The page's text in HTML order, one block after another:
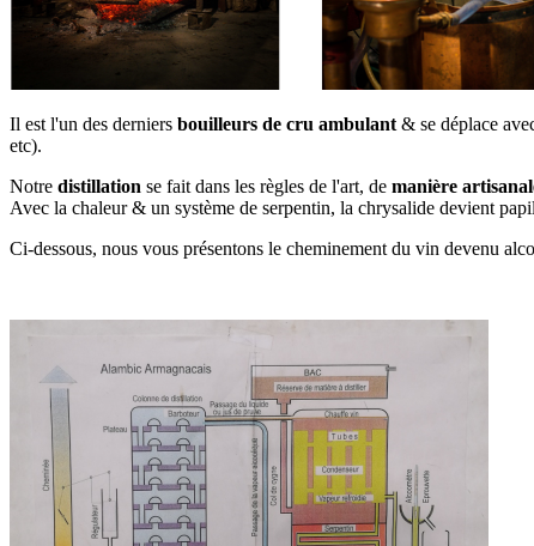
Il est l'un des derniers bouilleurs de cru ambulant & se déplace
etc).
Notre distillation se fait dans les règles de l'art, de manière
Avec la chaleur & un système de serpentin, la chrysalide devient
Ci-dessous, nous vous présentons le cheminement du vin devenu